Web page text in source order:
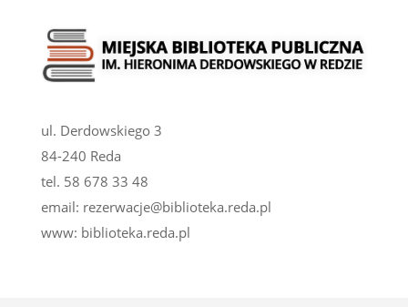
ul. Derdowskiego 3
84-240 Reda
tel. 58 678 33 48
email: rezerwacje@biblioteka.reda.pl
www: biblioteka.reda.pl